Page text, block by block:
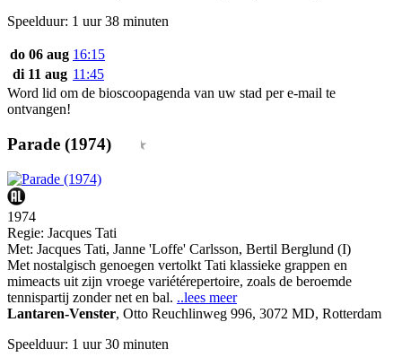
Speelduur: 1 uur 38 minuten
do 06 aug 16:15
di 11 aug 11:45
Word lid om de bioscoopagenda van uw stad per e-mail te
ontvangen!
Parade (1974)
1974
Regie: Jacques Tati
Met: Jacques Tati, Janne 'Loffe' Carlsson, Bertil Berglund (I)
Met nostalgisch genoegen vertolkt Tati klassieke grappen en
mimeacts uit zijn vroege variétérepertoire, zoals de beroemde
tennispartij zonder net en bal. ..lees meer
Lantaren-Venster, Otto Reuchlinweg 996, 3072 MD, Rotterdam
Speelduur: 1 uur 30 minuten